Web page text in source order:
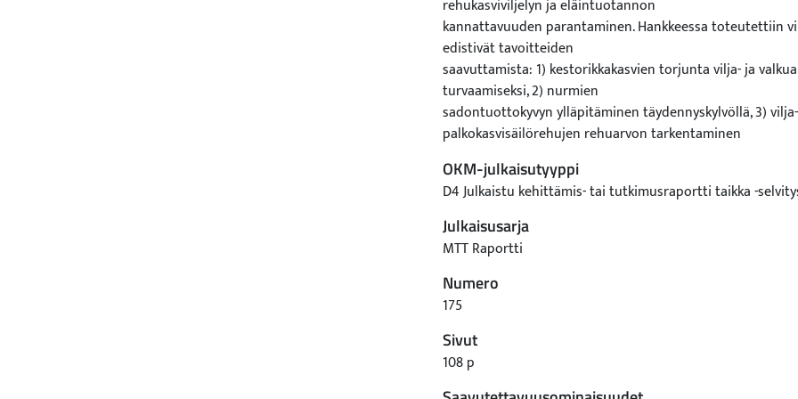
OKM-julkaisutyyppi
D4 Julkaistu kehittämis- tai tutkimusraportti taikka -
Julkaisusarja
MTT Raportti
Numero
175
Sivut
108 p